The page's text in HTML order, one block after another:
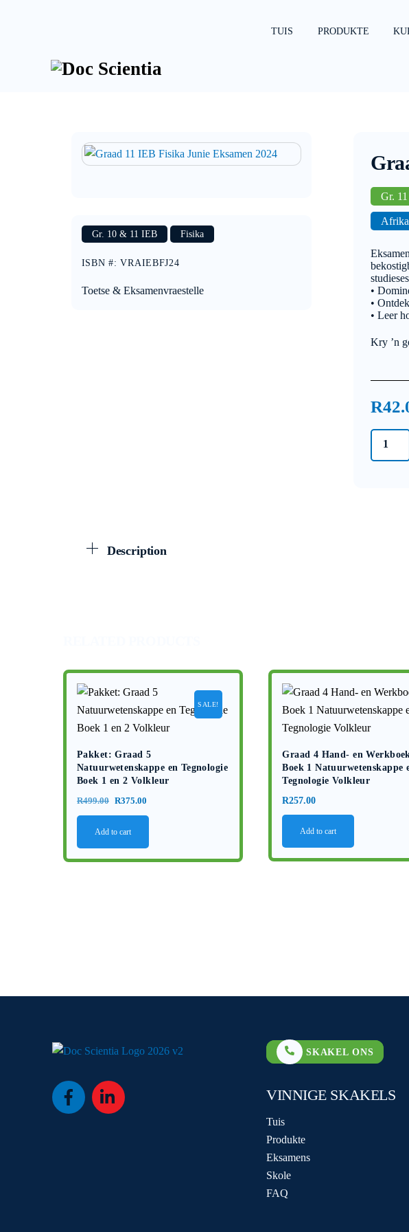
TUIS PRODUKTE
Gr. 10 & 11 IEB Fisika
ISBN #:VRAIEBFJ24
Toetse & Eksamenvraestelle
Gr. 11
•
•
• Leer
Kry ’n
R
Description
SALE!
Pakket: Graad 5
Natuurwetenskappe en Tegnologie
Boek 1 en 2 Volkleur
R499.00 Original
price
was:
R375.00Current
price
Add to cart
Graad 4 Hand- en
Boek 1 Natuurwetenskappe
Tegnologie Volkleur
R257.00
Add to cart
Icon
Icon
SKAKEL ONS
VINNIGE SKAKELS
Tuis
Produkte
Eksamens
Skole
FAQ